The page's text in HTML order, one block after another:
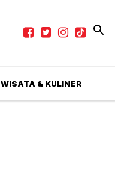
WISATA & KULINER